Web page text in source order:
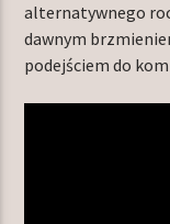
alternatywnego
dawnym
podejściem do